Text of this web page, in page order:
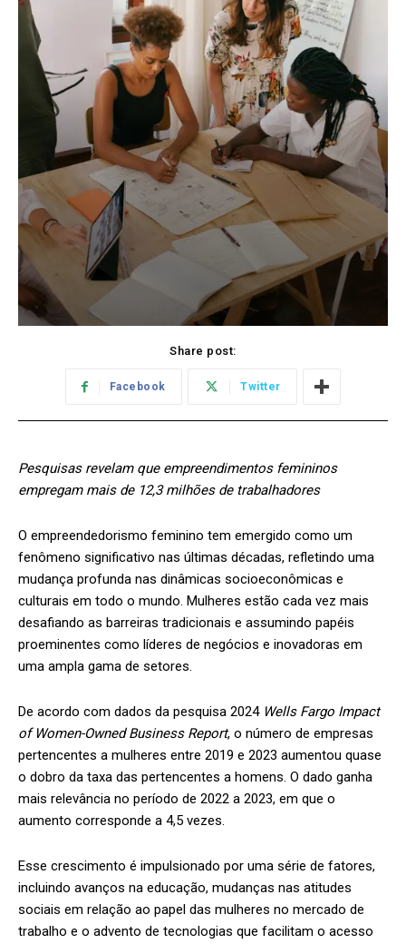
Share post:
Facebook Twitter
Pesquisas revelam que empreendimentos femininos
empregam mais de 12,3 milhões de trabalhadores
O empreendedorismo feminino tem emergido como um
fenômeno significativo nas últimas décadas, refletindo uma
mudança profunda nas dinâmicas socioeconômicas e
culturais em todo o mundo. Mulheres estão cada vez mais
desafiando as barreiras tradicionais e assumindo papéis
proeminentes como líderes de negócios e inovadoras em
uma ampla gama de setores.
De acordo com dados da pesquisa 2024 Wells Fargo Impact
of Women-Owned Business Report, o número de empresas
pertencentes a mulheres entre 2019 e 2023 aumentou quase
o dobro da taxa das pertencentes a homens. O dado ganha
mais relevância no período de 2022 a 2023, em que o
aumento corresponde a 4,5 vezes.
Esse crescimento é impulsionado por uma série de fatores,
incluindo avanços na educação, mudanças nas atitudes
sociais em relação ao papel das mulheres no mercado de
trabalho e o advento de tecnologias que facilitam o acesso